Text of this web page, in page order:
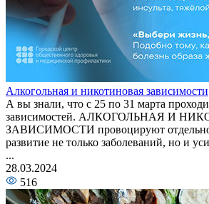
Алкогольная и никотиновая зависимости
А вы знали, что с 25 по 31 марта
зависимостей. АЛКОГОЛЬНАЯ И
ЗАВИСИМОСТИ провоцируют отдельно
развитие не только заболеваний, но и
...
28.03.2024
516